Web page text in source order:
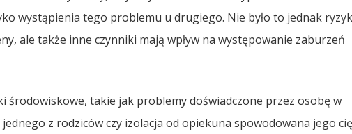
wystąpienia tego problemu u drugiego. Nie było to jednak
ale także inne czynniki mają wpływ na występowanie zaburzeń
środowiskowe, takie jak problemy doświadczone przez osobę w
z rodziców czy izolacja od opiekuna spowodowana jego